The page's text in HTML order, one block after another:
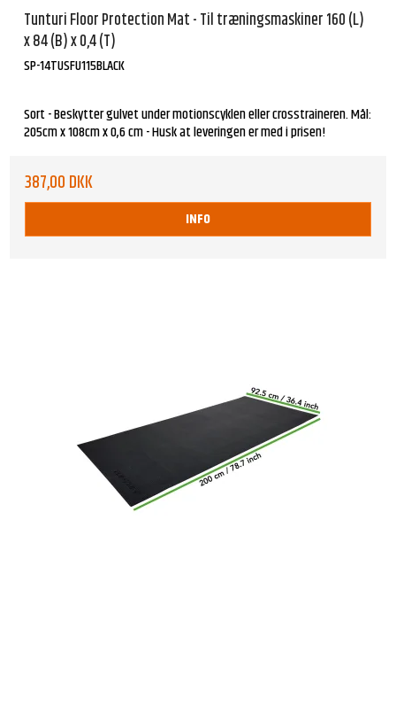
Tunturi Floor Protection Mat - Til træningsmaskiner 160 (L)
x 84 (B) x 0,4 (T)
SP-14TUSFU115BLACK
Sort - Beskytter gulvet under motionscyklen eller crosstraineren. Mål:
205cm x 108cm x 0,6 cm - Husk at leveringen er med i prisen!
387,00 DKK
INFO